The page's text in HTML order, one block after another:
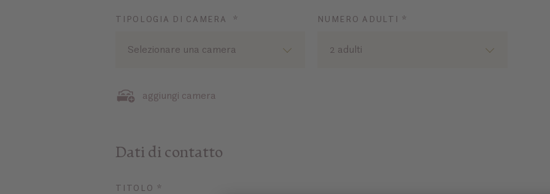
TIPOLOGIA DI CAMERA *
Selezionare una camera
NUMERO ADULTI *
2 adulti
aggiungi camera
Dati di contatto
TITOLO *